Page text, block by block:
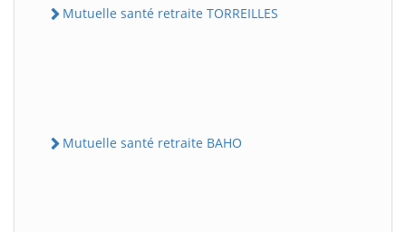
Mutuelle santé retraite TORREILLES
Mutuelle santé retraite BAHO